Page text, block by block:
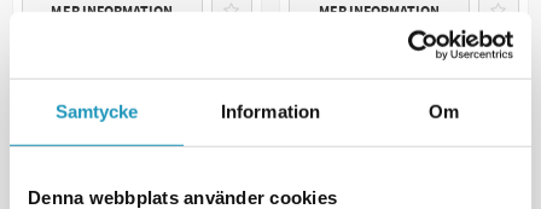
Samtycke Information Om
Denna webbplats använder cookies
MER INFORMATION MER INFORMATION
UNIVERSAL UNIVERSAL